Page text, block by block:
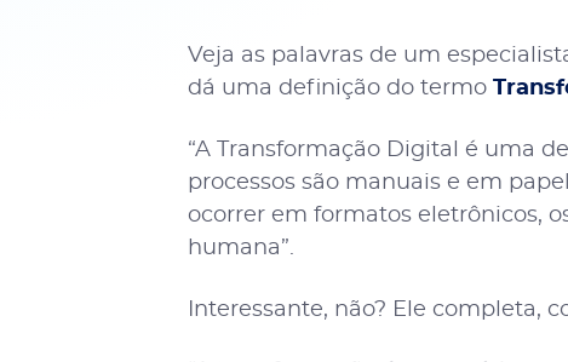
Veja as palavras de um
dá uma definição do termo
“A Transformação Digital é uma
processos são manuais e em
ocorrer em formatos eletrônicos,
humana”.
Interessante, não? Ele completa,